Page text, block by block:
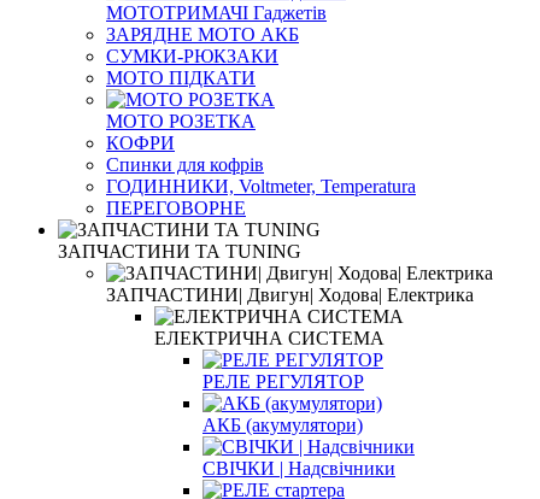
МОТОТРИМАЧІ Гаджетів
ЗАРЯДНЕ МОТО АКБ
СУМКИ-РЮКЗАКИ
МОТО ПІДКАТИ
МОТО РОЗЕТКА
КОФРИ
Спинки для кофрів
ГОДИННИКИ, Voltmeter, Temperatura
ПЕРЕГОВОРНЕ
ЗАПЧАСТИНИ ТА ТUNING
ЗАПЧАСТИНИ| Двигун| Ходова| Електрика
ЕЛЕКТРИЧНА СИСТЕМА
РЕЛЕ РЕГУЛЯТОР
АКБ (акумулятори)
СВІЧКИ | Надсвічники